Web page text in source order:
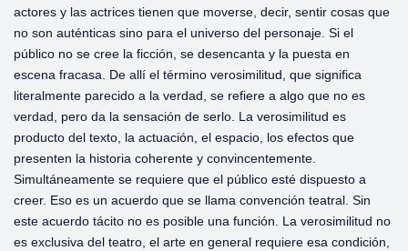
actores y las actrices tienen que moverse, decir, sentir cosas que
no son auténticas sino para el universo del personaje. Si el
público no se cree la ficción, se desencanta y la puesta en
escena fracasa. De allí el término verosimilitud, que significa
literalmente parecido a la verdad, se refiere a algo que no es
verdad, pero da la sensación de serlo. La verosimilitud es
producto del texto, la actuación, el espacio, los efectos que
presenten la historia coherente y convincentemente.
Simultáneamente se requiere que el público esté dispuesto a
creer. Eso es un acuerdo que se llama convención teatral. Sin
este acuerdo tácito no es posible una función. La verosimilitud no
es exclusiva del teatro, el arte en general requiere esa condición,